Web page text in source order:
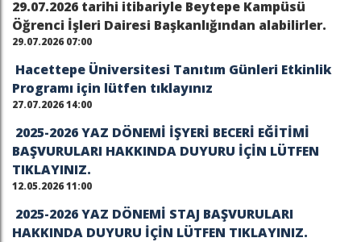
29.07.2026 tarihi itibariyle Beytepe Kampüsü
Öğrenci İşleri Dairesi Başkanlığından alabilirler.
29.07.2026 07:00
Hacettepe Üniversitesi Tanıtım Günleri Etkinlik
Programı için lütfen tıklayınız
27.07.2026 14:00
2025-2026 YAZ DÖNEMİ İŞYERİ BECERİ EĞİTİMİ
BAŞVURULARI HAKKINDA DUYURU İÇİN LÜTFEN
TIKLAYINIZ.
12.05.2026 11:00
2025-2026 YAZ DÖNEMİ STAJ BAŞVURULARI
HAKKINDA DUYURU İÇİN LÜTFEN TIKLAYINIZ.